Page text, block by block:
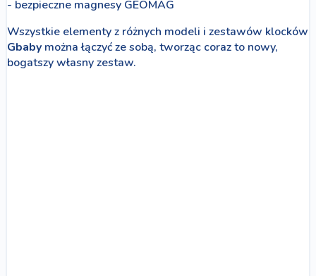
- bezpieczne magnesy GEOMAG
Wszystkie elementy z różnych modeli i zestawów klocków
Gbabymożna łączyć ze sobą, tworząc coraz to nowy,
bogatszy własny zestaw.